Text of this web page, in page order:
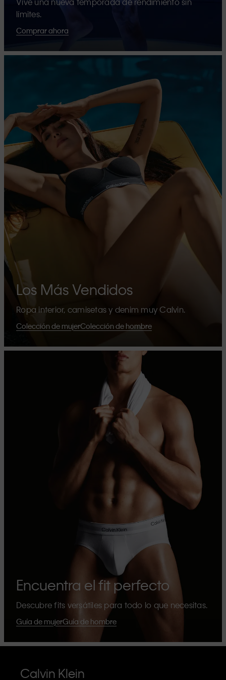
límites.
Comprar ahora
Los Más Vendidos
Ropa interior, camisetas y denim muy Calvin.
Colección de mujerColección de hombre
Encuentra el fit perfecto
Descubre fits versátiles para todo lo que necesitas.
Guía de mujerGuía de hombre
Calvin Klein